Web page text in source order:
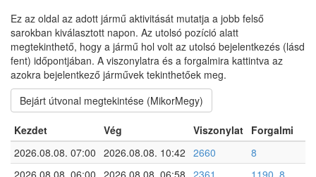
Ez az oldal az adott jármű aktivitását mutatja a jobb felső
sarokban kiválasztott napon. Az utolsó pozíció alatt
megtekinthető, hogy a jármű hol volt az utolsó bejelentkezés (lásd
fent) időpontjában. A viszonylatra és a forgalmira kattintva az
azokra bejelentkező járművek tekinthetőek meg.
Bejárt útvonal megtekintése (MikorMegy)
Kezdet Vég Viszonylat Forgalmi
2026.08.08. 07:00 2026.08.08. 10:42 2660
8
2026.08.08. 06:00 2026.08.08. 06:58 2361 1190_8